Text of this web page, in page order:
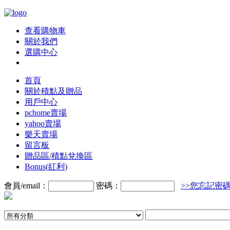
查看購物車
關於我們
選購中心
首頁
關於積點及贈品
用戶中心
pchome賣場
yahoo賣場
樂天賣場
留言板
贈品區/積點兌換區
Bonus(紅利)
會員/email： 密碼： >>您忘記密